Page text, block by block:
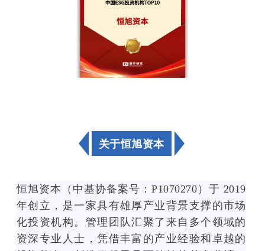
v
i
e
关于恒旭资本
g
v
e
w
恒旭资本（中基协备案号：P1070270）于 2019
年创立，是一家具有雄厚产业背景支撑的市场
化投资机构。管理团队汇聚了来自多个领域的
资深专业人士，凭借丰富的产业经验和卓越的